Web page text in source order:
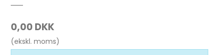
0,00 DKK
(ekskl. moms)